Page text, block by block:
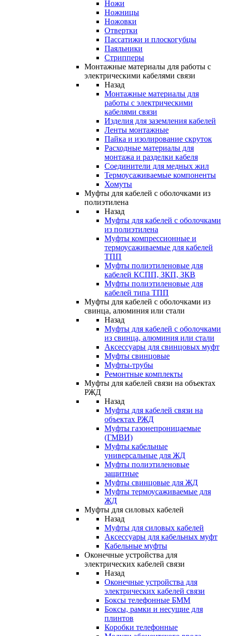
Ножи
Ножницы
Ножовки
Отвертки
Пассатижи и плоскогубцы
Паяльники
Стрипперы
Монтажные материалы для работы с
электрическими кабелями связи
Назад
Монтажные материалы для
работы с электрическими
кабелями связи
Изделия для заземления кабелей
Ленты монтажные
Пайка и изолирование скруток
Расходные материалы для
монтажа и разделки кабеля
Соединители для медных жил
Термоусаживаемые компоненты
Хомуты
Муфты для кабелей с оболочками из
полиэтилена
Назад
Муфты для кабелей с оболочками
из полиэтилена
Муфты компрессионные и
термоусаживаемые для кабелей
ТПП
Муфты полиэтиленовые для
кабелей КСПП, ЗКП, ЗКВ
Муфты полиэтиленовые для
кабелей типа ТПП
Муфты для кабелей с оболочками из
свинца, алюминия или стали
Назад
Муфты для кабелей с оболочками
из свинца, алюминия или стали
Аксессуары для свинцовых муфт
Муфты свинцовые
Муфты-трубы
Ремонтные комплекты
Муфты для кабелей связи на объектах
РЖД
Назад
Муфты для кабелей связи на
объектах РЖД
Муфты газонепроницаемые
(ГМВИ)
Муфты кабельные
универсальные для ЖД
Муфты полиэтиленовые
защитные
Муфты свинцовые для ЖД
Муфты термоусаживаемые для
ЖД
Муфты для силовых кабелей
Назад
Муфты для силовых кабелей
Аксессуары для кабельных муфт
Кабельные муфты
Оконечные устройства для
электрических кабелей связи
Назад
Оконечные устройства для
электрических кабелей связи
Боксы телефонные БММ
Боксы, рамки и несущие для
плинтов
Коробки телефонные